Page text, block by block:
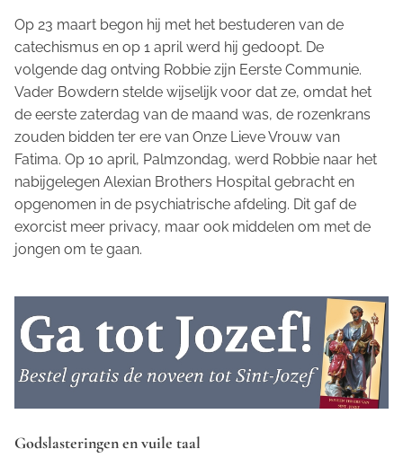
Op 23 maart begon hij met het bestuderen van de
catechismus en op 1 april werd hij gedoopt. De
volgende dag ontving Robbie zijn Eerste Communie.
Vader Bowdern stelde wijselijk voor dat ze, omdat het
de eerste zaterdag van de maand was, de rozenkrans
zouden bidden ter ere van Onze Lieve Vrouw van
Fatima. Op 10 april, Palmzondag, werd Robbie naar het
nabijgelegen Alexian Brothers Hospital gebracht en
opgenomen in de psychiatrische afdeling. Dit gaf de
exorcist meer privacy, maar ook middelen om met de
jongen om te gaan.
Godslasteringen en vuile taal